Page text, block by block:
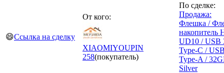
😄Ссылка на сделку
От кого:
XIAOMIYOUPIN
258(покупатель)
По сделке:
Продажа:
Флешка /
накопитель
UD10 / USB
Type-C /
Type-A /
Silver